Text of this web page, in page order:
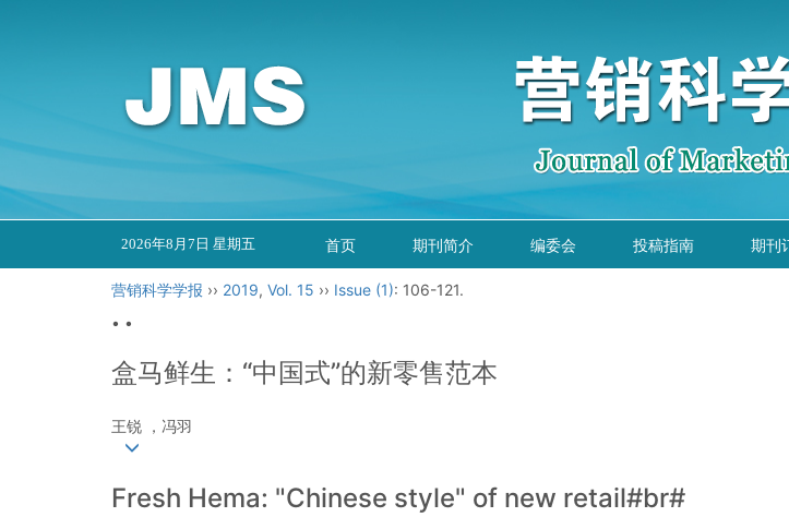
2026年8月7日 星期五 首页 期刊简介 编委会 投稿指南 期刊
营销科学学报 ›› 2019, Vol. 15 ›› Issue (1): 106-121.
• •
盒马鲜生：“中国式”的新零售范本
王锐 ，冯羽
Fresh Hema: "Chinese style" of new retail#br#